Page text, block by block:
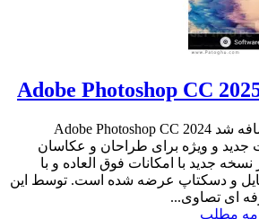
نسخه جدید v26.9.0 اضافه شد Adobe Photoshop CC 2024
با امکانات جدید و ویژه برای طراحان و عکاسان
جدید با امکانات فوق العاده و با
و دسکتاپ عرضه شده است. توسط این
ای تصاوی...
مطلب